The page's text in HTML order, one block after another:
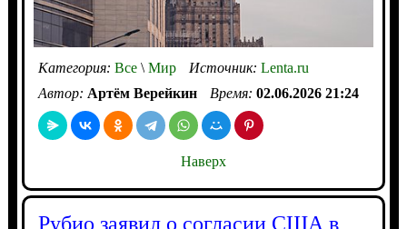
Категория: Все\Мир Источник: Lenta.ru
Автор: Артём Верейкин Время: 02.06.2026 21:24
Наверх
Рубио заявил о согласии США в